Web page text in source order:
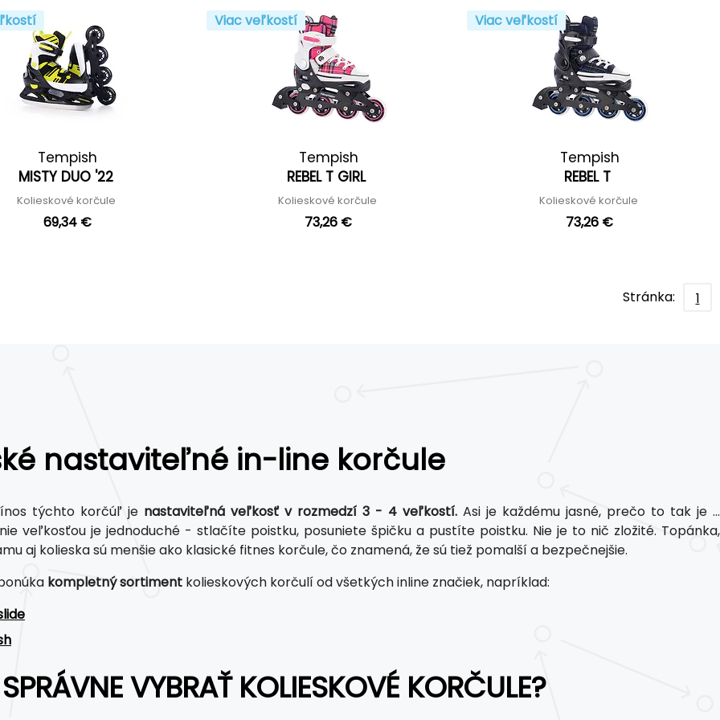
Tempish
MISTY DUO '22
Kolieskové korčule
69,34 €
Viac veľkostí
Tempish
REBEL T GIRL
Kolieskové korčule
73,26 €
Viac veľkostí
Tempish
REBEL T
Kolieskové korčule
73,26 €
Stránka: 1
nastaviteľné in-line korčule
týchto korčúľ je nastaviteľná veľkosť v rozmedzí 3 - 4 veľkostí. Asi je každému jasné, prečo to tak je ...
veľkosťou je jednoduché - stlačíte poistku, posuniete špičku a pustíte poistku. Nie je to nič zložité. Topánka,
aj kolieska sú menšie ako klasické fitnes korčule, čo znamená, že sú tiež pomalší a bezpečnejšie.
kompletný sortiment kolieskových korčulí od všetkých inline značiek, napríklad:
VYBRAŤ KOLIESKOVÉ KORČULE?